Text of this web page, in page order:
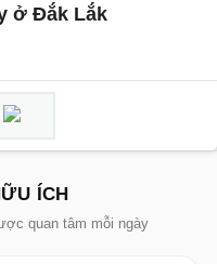
ở Đắk Lắk
ÍCH
quan tâm mỗi ngày